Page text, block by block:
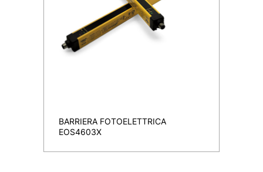
BARRIERA FOTOELETTRICA
EOS4603X